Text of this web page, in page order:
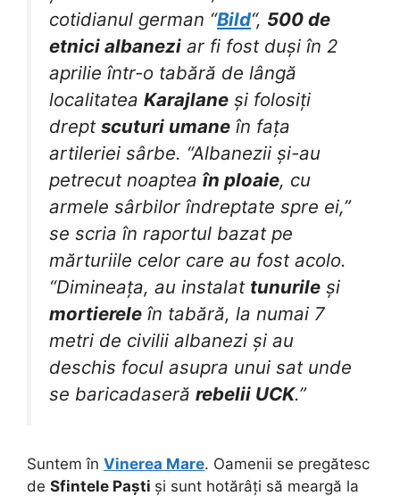
cotidianul german “Bild“, 500 de
etnici albanezi ar fi fost duși în 2
aprilie într-o tabără de lângă
localitatea Karajlane și folosiți
drept scuturi umane în fața
artileriei sârbe. “Albanezii și-au
petrecut noaptea în ploaie, cu
armele sârbilor îndreptate spre ei,”
se scria în raportul bazat pe
mărturiile celor care au fost acolo.
“Dimineața, au instalat tunurile și
mortierele în tabără, la numai 7
metri de civilii albanezi și au
deschis focul asupra unui sat unde
se baricadaseră rebelii UCK.”
Suntem în Vinerea Mare. Oamenii se pregătesc
de Sfintele Paști și sunt hotărâți să meargă la